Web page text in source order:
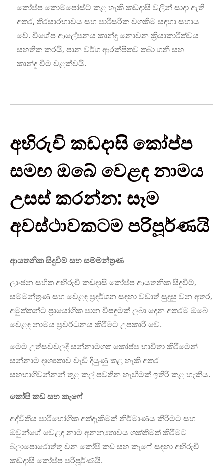
කෝප්ප කොම්පෝස්ට් කළ හැකි කඩදාසි වලින් සාදා ඇති
අතර, තිරසාරභාවය සහ පාරිසරික වගකීම සඳහා සහාය
වේ. විශේෂ ආලේපනය කාන්දු නොවන ක්‍රියාකාරිත්වය
සහතික කරයි, පාන වර්ග ආරක්ෂිතව තබා ගනී සහ
කාන්දු වීම වළක්වයි.
අභිරුචි කඩදාසි කෝප්ප
සමඟ ඔබේ වෙළඳ නාමය
උසස් කරන්න: සෑම
අවස්ථාවකටම පරිපූර්ණයි
ආයතනික සිදුවීම් සහ සම්මන්ත්‍රණ
ලාංඡන සහිත අභිරුචි කඩදාසි කෝප්ප ආයතනික සිදුවීම්,
සම්මන්ත්‍රණ සහ වෙළඳ ප්‍රදර්ශන සඳහා වඩාත් සුදුසු වන අතර,
අමුත්තන්ට ප්‍රායෝගික පාන විසඳුමක් ලබා දෙන අතරම ඔබේ
වෙළඳ නාමය ප්‍රවර්ධනය කිරීමට උපකාරී වේ.
මෙම උත්සවවලදී සන්නාමගත කෝප්ප භාවිතා කිරීමෙන්
සන්නාම දෘශ්‍යතාව වැඩි දියුණු කළ හැකි අතර
සහභාගිවන්නන් තුළ කල් පවතින හැඟීමක් ඉතිරි කළ හැකිය.
කෝපි කඩ සහ කැෆේ
අද්විතීය පාරිභෝගික අත්දැකීමක් නිර්මාණය කිරීමට සහ
ඔවුන්ගේ වෙළඳ නාම අනන්‍යතාවය ශක්තිමත් කිරීමට
බලාපොරොත්තු වන කෝපි කඩ සහ කැෆේ සඳහා අභිරුචි
කඩදාසි කෝප්ප පරිපූර්ණයි.